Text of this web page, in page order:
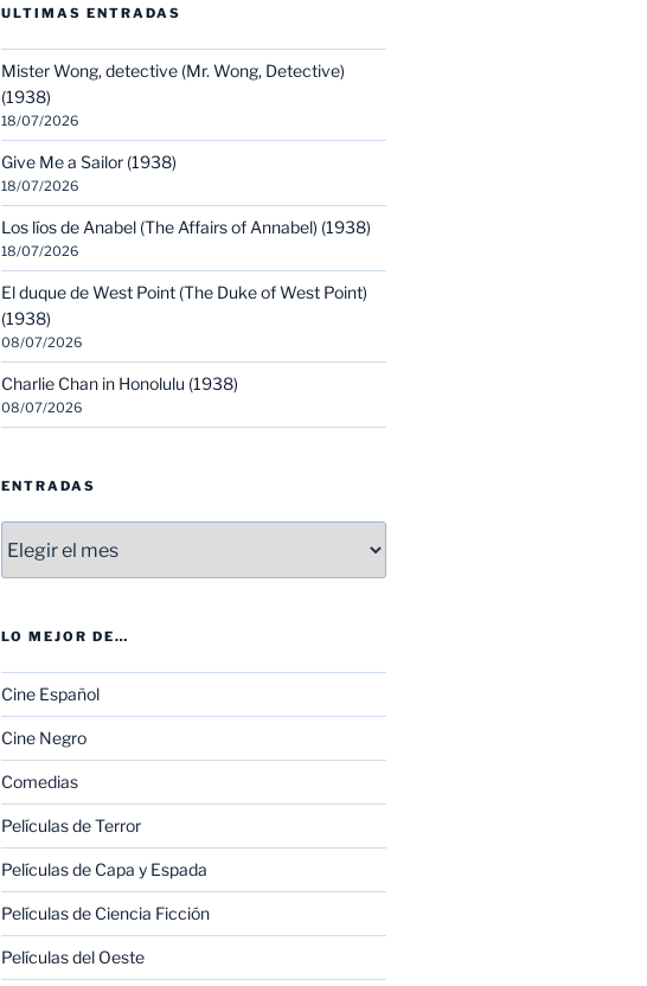
ULTIMAS ENTRADAS
Mister Wong, detective (Mr. Wong, Detective)
(1938)
18/07/2026
Give Me a Sailor (1938)
18/07/2026
Los líos de Anabel (The Affairs of Annabel) (1938)
18/07/2026
El duque de West Point (The Duke of West Point)
(1938)
08/07/2026
Charlie Chan in Honolulu (1938)
08/07/2026
ENTRADAS
LO MEJOR DE…
Cine Español
Cine Negro
Comedias
Películas de Terror
Películas de Capa y Espada
Películas de Ciencia Ficción
Películas del Oeste